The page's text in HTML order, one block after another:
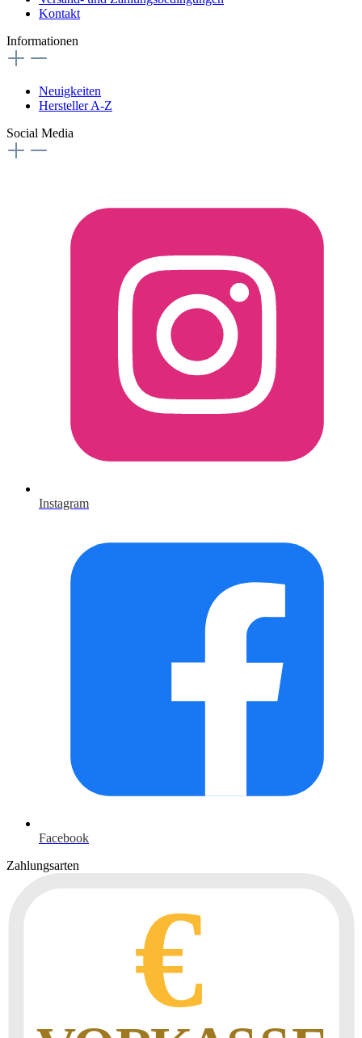
Kontakt
Informationen
Neuigkeiten
Hersteller A-Z
Social Media
Facebook
Instagram
Zahlungsarten